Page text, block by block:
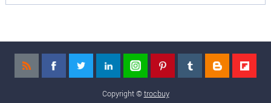
Copyright ©trocbuy